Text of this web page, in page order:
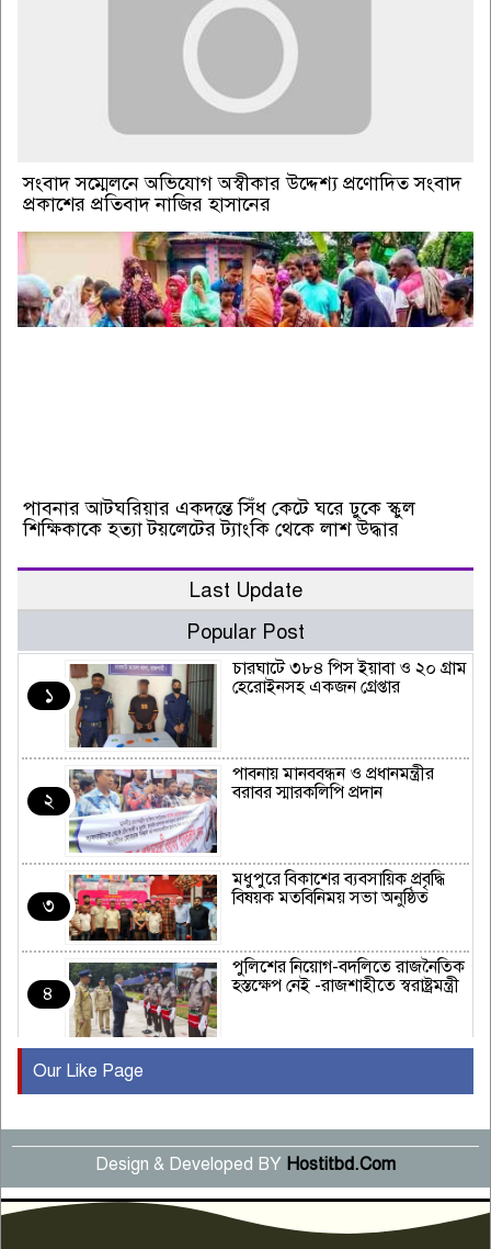
সংবাদ সম্মেলনে অভিযোগ অস্বীকার উদ্দেশ্য প্রণোদিত সংবাদ
প্রকাশের প্রতিবাদ নাজির হাসানের
পাবনার আটঘরিয়ার একদন্তে সিঁধ কেটে ঘরে ঢুকে স্কুল
শিক্ষিকাকে হত্যা টয়লেটের ট্যাংকি থেকে লাশ উদ্ধার
Last Update
Popular Post
১
চারঘাটে ৩৮৪ পিস ইয়াবা ও ২০ গ্রাম
হেরোইনসহ একজন গ্রেপ্তার
২
পাবনায় মানববন্ধন ও প্রধানমন্ত্রীর
বরাবর স্মারকলিপি প্রদান
৩
মধুপুরে বিকাশের ব্যবসায়িক প্রবৃদ্ধি
বিষয়ক মতবিনিময় সভা অনুষ্ঠিত
৪
পুলিশের নিয়োগ-বদলিতে রাজনৈতিক
হস্তক্ষেপ নেই -রাজশাহীতে স্বরাষ্ট্রমন্ত্রী
৫
বছর পূর্তি উদযাপন
৬
সংবাদ সম্মেলনে অভিযোগ অস্বীকার
উদ্দেশ্য প্রণোদিত সংবাদ প্রকাশের
প্রতিবাদ নাজির হাসানের
Our Like Page
Design & Developed BY Hostitbd.Com